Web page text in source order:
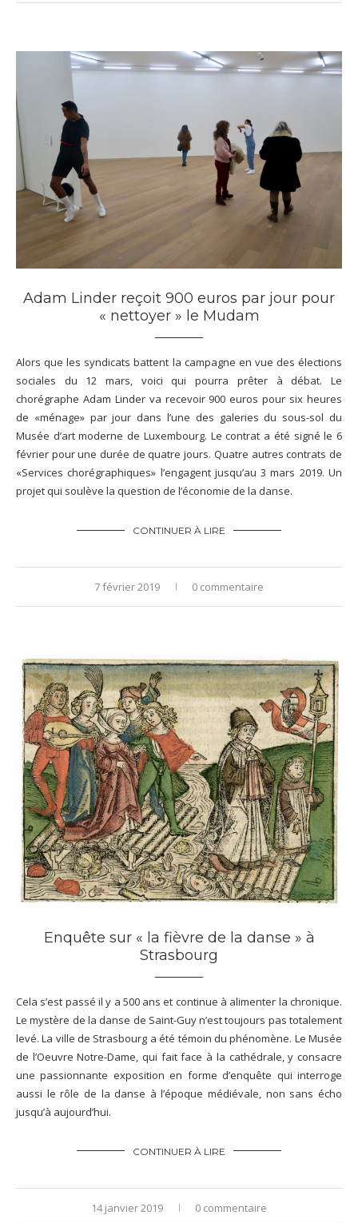
Adam Linder reçoit 900 euros par jour pour
« nettoyer » le Mudam
Alors que les syndicats battent la campagne en vue des élections
sociales du 12 mars, voici qui pourra prêter à débat. Le
chorégraphe Adam Linder va recevoir 900 euros pour six heures
de «ménage» par jour dans l’une des galeries du sous-sol du
Musée d’art moderne de Luxembourg. Le contrat a été signé le 6
février pour une durée de quatre jours. Quatre autres contrats de
«Services chorégraphiques» l’engagent jusqu’au 3 mars 2019. Un
projet qui soulève la question de l’économie de la danse.
CONTINUER À LIRE
7 février 2019 0 commentaire
Enquête sur « la fièvre de la danse » à
Strasbourg
Cela s’est passé il y a 500 ans et continue à alimenter la chronique.
Le mystère de la danse de Saint-Guy n’est toujours pas totalement
levé. La ville de Strasbourg a été témoin du phénomène. Le Musée
de l’Oeuvre Notre-Dame, qui fait face à la cathédrale, y consacre
une passionnante exposition en forme d’enquête qui interroge
aussi le rôle de la danse à l’époque médiévale, non sans écho
jusqu’à aujourd’hui.
CONTINUER À LIRE
14 janvier 2019 0 commentaire